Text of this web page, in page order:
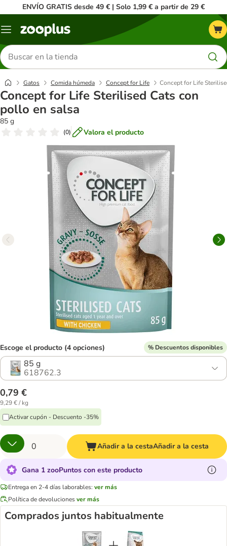
ENVÍO GRATIS desde 49 € | Solo 1,99 € a partir de 29 €
Menú
Buscar
productos
Gatos Comida húmeda Concept for Life Concept for Life
Concept for Life Sterilised Cats con
pollo en salsa
85 g
(0) Valora el producto
Escoge el producto (4 opciones) % Descuentos disponibles
85 g
618762.3
0,79 €
9,29 € / kg
Activar cupón - Descuento -35%
Añadir a la cestaAñadir a la cesta
Gana 1 zooPuntos con este producto
Entrega en 2-4 días laborables: ver más
Política de devolucionesver más
Comprados juntos habitualmente